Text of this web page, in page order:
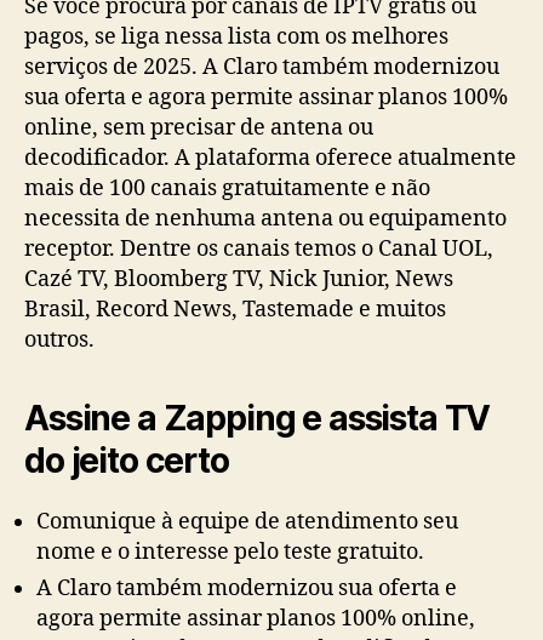
Se você procura por canais de IPTV grátis ou
pagos, se liga nessa lista com os melhores
serviços de 2025. A Claro também modernizou
sua oferta e agora permite assinar planos 100%
online, sem precisar de antena ou
decodificador. A plataforma oferece atualmente
mais de 100 canais gratuitamente e não
necessita de nenhuma antena ou equipamento
receptor. Dentre os canais temos o Canal UOL,
Cazé TV, Bloomberg TV, Nick Junior, News
Brasil, Record News, Tastemade e muitos
outros.
Assine a Zapping e assista TV
do jeito certo
Comunique à equipe de atendimento seu
nome e o interesse pelo teste gratuito.
A Claro também modernizou sua oferta e
agora permite assinar planos 100% online,